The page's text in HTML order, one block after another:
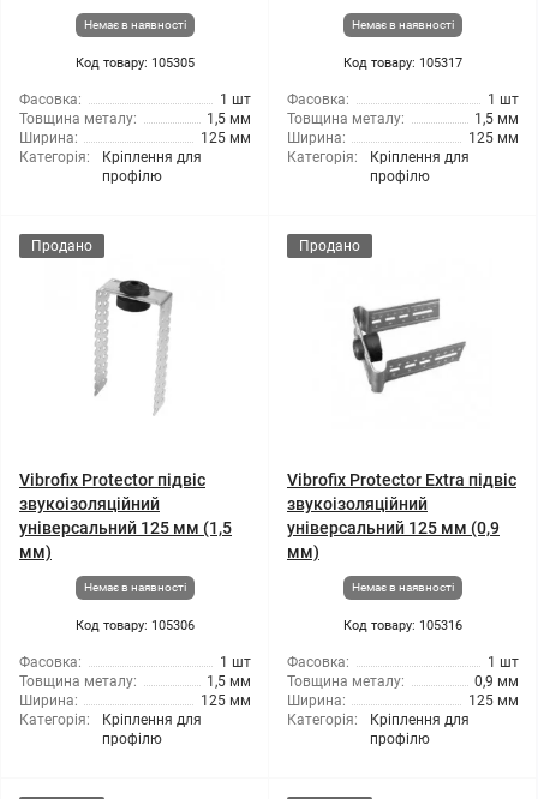
Немає в наявності
Код товару: 105305
Фасовка:
1 шт
Товщина металу:
1,5 мм
Ширина:
125 мм
Категорія:
Кріплення для
профілю
Немає в наявності
Код товару: 105317
Фасовка:
1 шт
Товщина металу:
1,5 мм
Ширина:
125 мм
Категорія:
Кріплення для
профілю
Продано
Vibrofix Protector підвіс
звукоізоляційний
універсальний 125 мм (1,5
мм)
Немає в наявності
Код товару: 105306
Фасовка:
1 шт
Товщина металу:
1,5 мм
Ширина:
125 мм
Категорія:
Кріплення для
профілю
Продано
Vibrofix Protector Extra підвіс
звукоізоляційний
універсальний 125 мм (0,9
мм)
Немає в наявності
Код товару: 105316
Фасовка:
1 шт
Товщина металу:
0,9 мм
Ширина:
125 мм
Категорія:
Кріплення для
профілю